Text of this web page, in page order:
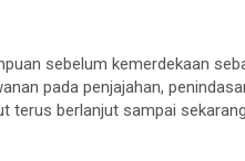
sebelum kemerdekaan
pada penjajahan,
terus berlanjut sampai